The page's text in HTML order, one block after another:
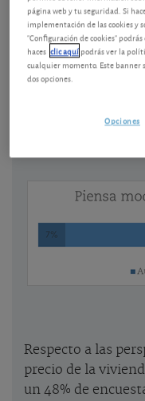
Después de verlas
temas
para 2023.
de los
inmobiliario tal y
15% piensa
Respecto a las
precio de la
un 48% de
página web y tu seguridad. Si
implementación de las cookies y
"Configuración de cookies"
haces clic aquípodrás ver la
cualquier momento. Este banner
dos opciones.
Opciones